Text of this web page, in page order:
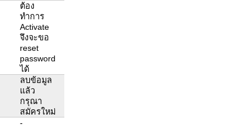
ต้อง
ทำการ
Activate
จึงจะขอ
reset
password
ได้
ลบข้อมูล
แล้ว
กรุณา
สมัครใหม่
-